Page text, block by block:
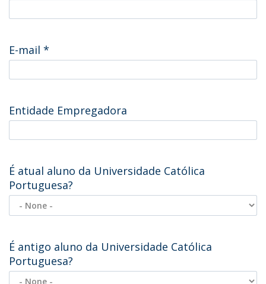
E-mail *
Entidade Empregadora
É atual aluno da Universidade Católica
Portuguesa?
É antigo aluno da Universidade Católica
Portuguesa?